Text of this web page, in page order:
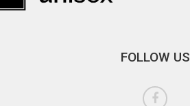
FOLLOW US